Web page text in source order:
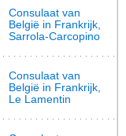
Consulaat van
België in Frankrijk,
Sarrola-Carcopino
Consulaat van
België in Frankrijk,
Le Lamentin